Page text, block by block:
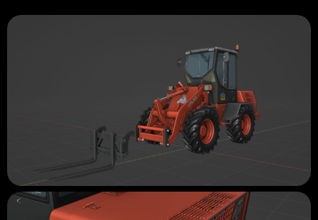
Câble aux lumières
Pièces jointes